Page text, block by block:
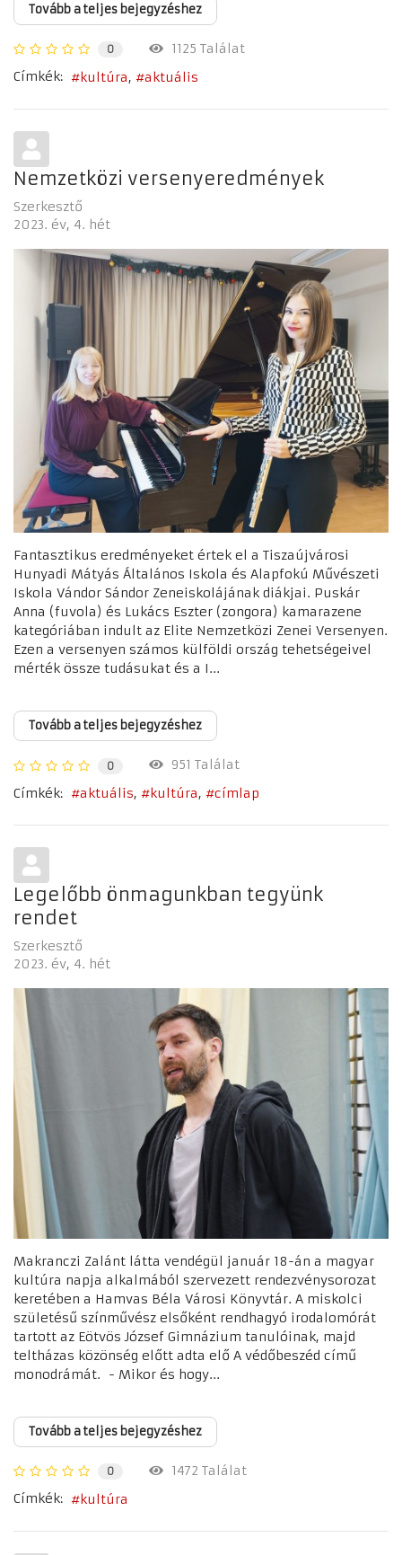
Tovább a teljes bejegyzéshez
0
1125 Találat
Címkék:
kultúra aktuális
Nemzetközi versenyeredmények
Szerkesztő
2023. év 4. hét
Fantasztikus eredményeket értek el a Tiszaújvárosi
Hunyadi Mátyás Általános Iskola és Alapfokú Művészeti
Iskola Vándor Sándor Zeneiskolájának diákjai. Puskár
Anna (fuvola) és Lukács Eszter (zongora) kamarazene
kategóriában indult az Elite Nemzetközi Zenei Versenyen.
Ezen a versenyen számos külföldi ország tehetségeivel
mérték össze tudásukat és a I...
Tovább a teljes bejegyzéshez
0
951 Találat
Címkék:
aktuális kultúra címlap
Legelőbb önmagunkban tegyünk
rendet
Szerkesztő
2023. év 4. hét
Makranczi Zalánt látta vendégül január 18-án a magyar
kultúra napja alkalmából szervezett rendezvénysorozat
keretében a Hamvas Béla Városi Könyvtár. A miskolci
születésű színművész elsőként rendhagyó irodalomórát
tartott az Eötvös József Gimnázium tanulóinak, majd
teltházas közönség előtt adta elő A védőbeszéd című
monodrámát. - Mikor és hogy...
Tovább a teljes bejegyzéshez
0
1472 Találat
Címkék:
kultúra